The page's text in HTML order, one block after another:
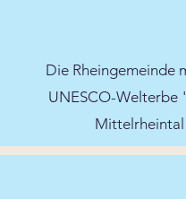
Die Rheingemeinde
UNESCO-Welterbe